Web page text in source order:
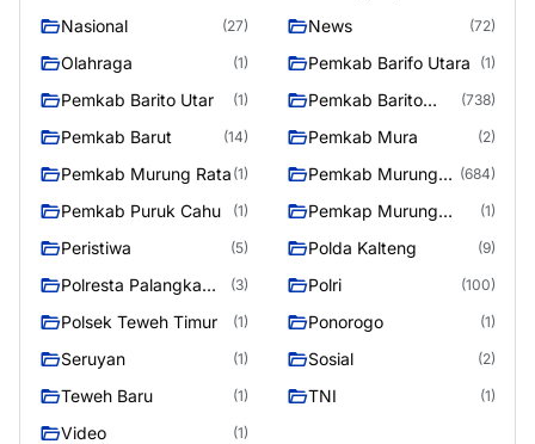
Nasional (27) News (72)
Olahraga (1) Pemkab Barifo Utara (1)
Pemkab Barito Utar (1)
Pemkab Barito
(738)
Pemkab Barut (14) Pemkab Mura (2)
Pemkab Murung Rata (1)
Pemkab Murung
(684)
Pemkab Puruk Cahu (1)
Pemkap Murung
(1)
Peristiwa (5) Polda Kalteng (9)
Polresta Palangka
(3) Polri (100)
Polsek Teweh Timur (1) Ponorogo (1)
Seruyan (1) Sosial (2)
Teweh Baru (1) TNI (1)
Video (1)